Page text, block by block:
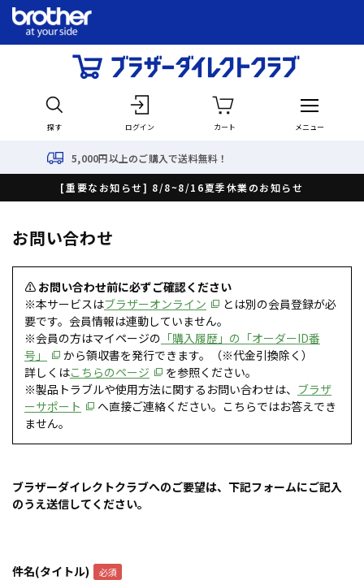
探す ログイン カート メニュー
5,000円以上のご購入で送料無料！
[重要なお知らせ] 8/8~8/16夏季休業のお知らせ
お問い合わせ
⚠ お問い合わせ前に必ずご確認ください
※本サービスはブラザーオンライン
とは別の会員登録が必
要です。会員情報は連動していません。
※会員の方はマイページの 「購入履歴」の「オーダーID番
号」
から領収書を発行できます。（※代金引換除く）
詳しくはこちらのページ
を参照ください。
※製品トラブルや使用方法に関するお問い合わせは、 ブラザ
ーサポート
へ直接ご連絡ください。こちらではお答えでき
ません。
ブラザーダイレクトクラブへのご要望は、下記フォームにご記入
のうえ送信してください。
件名(タイトル)